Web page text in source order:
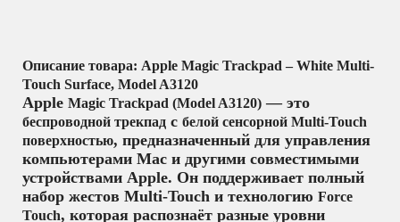
Описание товара: Apple Magic Trackpad – White Multi-
Touch Surface, Model A3120
Apple Magic Trackpad (Model A3120) — это
беспроводной трекпад с белой сенсорной Multi-Touch
поверхностью, предназначенный для управления
компьютерами Mac и другими совместимыми
устройствами Apple. Он поддерживает полный
набор жестов Multi-Touch и технологию Force
Touch, которая распознаёт разные уровни